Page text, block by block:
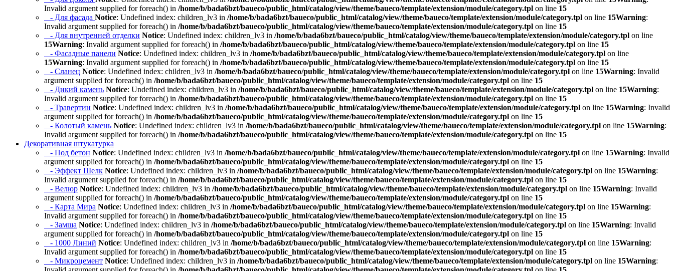
Invalid argument supplied for foreach() in /home/b/bada6bzt/baueco/public_html/catalog/view/theme/baueco/template/extension/module/category.tpl on line 15
- Для фасада Notice: Undefined index: children_lv3 in /home/b/bada6bzt/baueco/public_html/catalog/view/theme/baueco/template/extension/module/category.tpl on line 15Warning:
Invalid argument supplied for foreach() in /home/b/bada6bzt/baueco/public_html/catalog/view/theme/baueco/template/extension/module/category.tpl on line 15
- Для внутренней отделки Notice: Undefined index: children_lv3 in /home/b/bada6bzt/baueco/public_html/catalog/view/theme/baueco/template/extension/module/category.tpl on line
15Warning: Invalid argument supplied for foreach() in /home/b/bada6bzt/baueco/public_html/catalog/view/theme/baueco/template/extension/module/category.tpl on line 15
- Фасадные панели Notice: Undefined index: children_lv3 in /home/b/bada6bzt/baueco/public_html/catalog/view/theme/baueco/template/extension/module/category.tpl on line
15Warning: Invalid argument supplied for foreach() in /home/b/bada6bzt/baueco/public_html/catalog/view/theme/baueco/template/extension/module/category.tpl on line 15
- Сланец Notice: Undefined index: children_lv3 in /home/b/bada6bzt/baueco/public_html/catalog/view/theme/baueco/template/extension/module/category.tpl on line 15Warning: Invalid
argument supplied for foreach() in /home/b/bada6bzt/baueco/public_html/catalog/view/theme/baueco/template/extension/module/category.tpl on line 15
- Дикий камень Notice: Undefined index: children_lv3 in /home/b/bada6bzt/baueco/public_html/catalog/view/theme/baueco/template/extension/module/category.tpl on line 15Warning:
Invalid argument supplied for foreach() in /home/b/bada6bzt/baueco/public_html/catalog/view/theme/baueco/template/extension/module/category.tpl on line 15
- Травертин Notice: Undefined index: children_lv3 in /home/b/bada6bzt/baueco/public_html/catalog/view/theme/baueco/template/extension/module/category.tpl on line 15Warning: Invalid
argument supplied for foreach() in /home/b/bada6bzt/baueco/public_html/catalog/view/theme/baueco/template/extension/module/category.tpl on line 15
- Колотый камень Notice: Undefined index: children_lv3 in /home/b/bada6bzt/baueco/public_html/catalog/view/theme/baueco/template/extension/module/category.tpl on line 15Warning:
Invalid argument supplied for foreach() in /home/b/bada6bzt/baueco/public_html/catalog/view/theme/baueco/template/extension/module/category.tpl on line 15
Декоративная штукатурка
- Под бетон Notice: Undefined index: children_lv3 in /home/b/bada6bzt/baueco/public_html/catalog/view/theme/baueco/template/extension/module/category.tpl on line 15Warning: Invalid
argument supplied for foreach() in /home/b/bada6bzt/baueco/public_html/catalog/view/theme/baueco/template/extension/module/category.tpl on line 15
- Эффект Шелк Notice: Undefined index: children_lv3 in /home/b/bada6bzt/baueco/public_html/catalog/view/theme/baueco/template/extension/module/category.tpl on line 15Warning:
Invalid argument supplied for foreach() in /home/b/bada6bzt/baueco/public_html/catalog/view/theme/baueco/template/extension/module/category.tpl on line 15
- Велюр Notice: Undefined index: children_lv3 in /home/b/bada6bzt/baueco/public_html/catalog/view/theme/baueco/template/extension/module/category.tpl on line 15Warning: Invalid
argument supplied for foreach() in /home/b/bada6bzt/baueco/public_html/catalog/view/theme/baueco/template/extension/module/category.tpl on line 15
- Карта Мира Notice: Undefined index: children_lv3 in /home/b/bada6bzt/baueco/public_html/catalog/view/theme/baueco/template/extension/module/category.tpl on line 15Warning:
Invalid argument supplied for foreach() in /home/b/bada6bzt/baueco/public_html/catalog/view/theme/baueco/template/extension/module/category.tpl on line 15
- Замша Notice: Undefined index: children_lv3 in /home/b/bada6bzt/baueco/public_html/catalog/view/theme/baueco/template/extension/module/category.tpl on line 15Warning: Invalid
argument supplied for foreach() in /home/b/bada6bzt/baueco/public_html/catalog/view/theme/baueco/template/extension/module/category.tpl on line 15
- 1000 Линий Notice: Undefined index: children_lv3 in /home/b/bada6bzt/baueco/public_html/catalog/view/theme/baueco/template/extension/module/category.tpl on line 15Warning:
Invalid argument supplied for foreach() in /home/b/bada6bzt/baueco/public_html/catalog/view/theme/baueco/template/extension/module/category.tpl on line 15
- Микроцемент Notice: Undefined index: children_lv3 in /home/b/bada6bzt/baueco/public_html/catalog/view/theme/baueco/template/extension/module/category.tpl on line 15Warning: